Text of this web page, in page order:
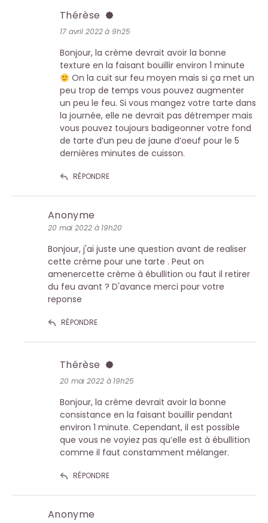
Thérèse
17 avril 2022 à 9h25
Bonjour, la crème devrait avoir la bonne
texture en la faisant bouillir environ 1 minute
On la cuit sur feu moyen mais si ça met un
peu trop de temps vous pouvez augmenter
un peu le feu. Si vous mangez votre tarte dans
la journée, elle ne devrait pas détremper mais
vous pouvez toujours badigeonner votre fond
de tarte d’un peu de jaune d’oeuf pour le 5
dernières minutes de cuisson.
RÉPONDRE
Anonyme
20 mai 2022 à 19h20
Bonjour, j'ai juste une question avant de realiser
cette crème pour une tarte . Peut on
amenercette crème à ébullition ou faut il retirer
du feu avant ? D'avance merci pour votre
reponse
RÉPONDRE
Thérèse
20 mai 2022 à 19h25
Bonjour, la crème devrait avoir la bonne
consistance en la faisant bouillir pendant
environ 1 minute. Cependant, il est possible
que vous ne voyiez pas qu’elle est à ébullition
comme il faut constamment mélanger.
RÉPONDRE
Anonyme